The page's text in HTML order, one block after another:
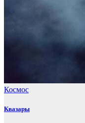
Космос
Квазары